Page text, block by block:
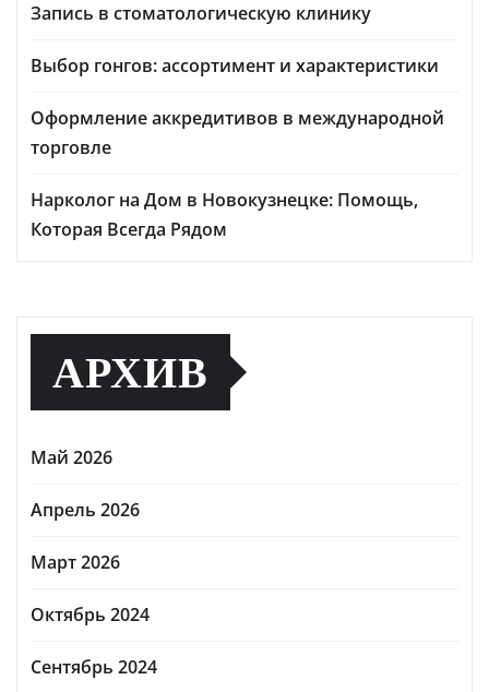
Запись в стоматологическую клинику
Выбор гонгов: ассортимент и характеристики
Оформление аккредитивов в международной
торговле
Нарколог на Дом в Новокузнецке: Помощь,
Которая Всегда Рядом
АРХИВ
Май 2026
Апрель 2026
Март 2026
Октябрь 2024
Сентябрь 2024